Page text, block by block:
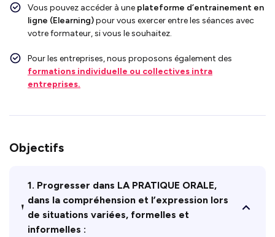
Vous pouvez accéder à une plateforme d’entrainement en
ligne (Elearning)pour vous exercer entre les séances avec
votre formateur, si vous le souhaitez.
Pour les entreprises, nous proposons également des
formations individuelle ou collectives intra
entreprises.
Objectifs
1. Progresser dans LA PRATIQUE ORALE,
dans la compréhension et l’expression lors
de situations variées, formelles et
informelles :